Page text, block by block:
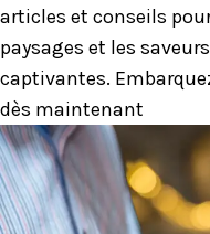
articles et conseils
paysages et les
captivantes.
dès maintenant